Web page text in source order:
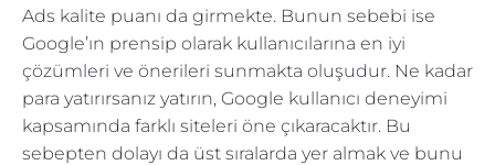
Ads kalite puanı da girmekte. Bunun sebebi ise
Google’ın prensip olarak kullanıcılarına en iyi
çözümleri ve önerileri sunmakta oluşudur. Ne kadar
para yatırırsanız yatırın, Google kullanıcı deneyimi
kapsamında farklı siteleri öne çıkaracaktır. Bu
sebepten dolayı da üst sıralarda yer almak ve bunu